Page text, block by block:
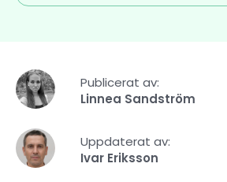
Publicerat av:
Linnea Sandström
Uppdaterat av:
Ivar Eriksson